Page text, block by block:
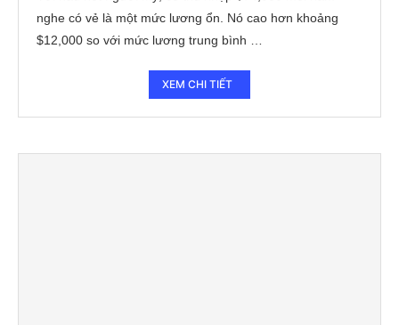
nghe có vẻ là một mức lương ổn. Nó cao hơn khoảng
$12,000 so với mức lương trung bình …
XEM CHI TIẾT